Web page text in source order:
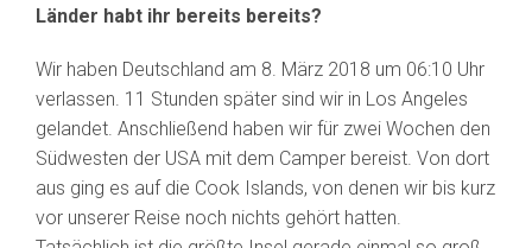
Länder habt ihr bereits bereits?
Wir haben Deutschland am 8. März 2018 um 06:10 Uhr
verlassen. 11 Stunden später sind wir in Los Angeles
gelandet. Anschließend haben wir für zwei Wochen den
Südwesten der USA mit dem Camper bereist. Von dort
aus ging es auf die Cook Islands, von denen wir bis kurz
vor unserer Reise noch nichts gehört hatten.